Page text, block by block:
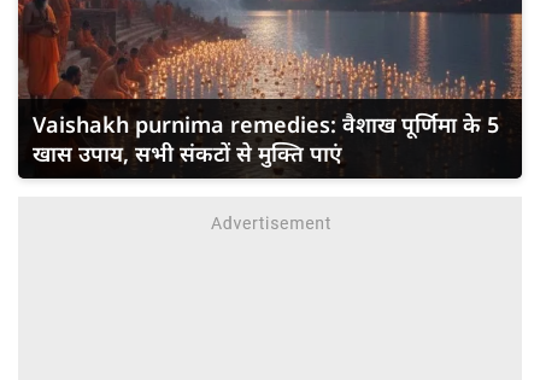
Vaishakh purnima remedies: वैशाख पूर्णिमा के 5
खास उपाय, सभी संकटों से मुक्ति पाएं